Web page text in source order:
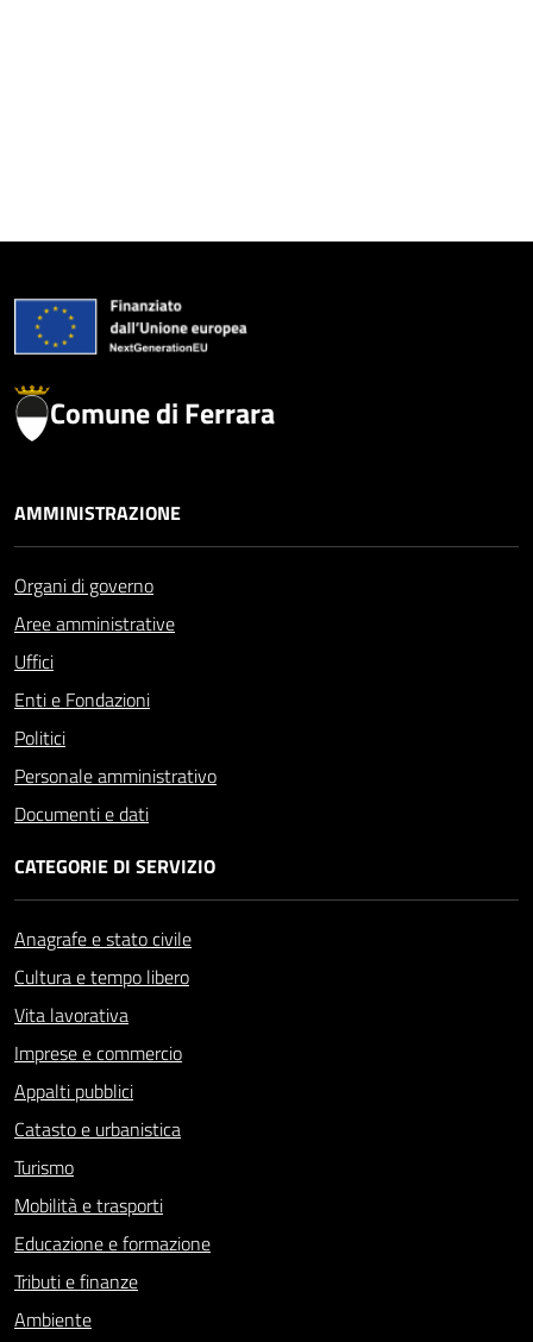
Comune di Ferrara
AMMINISTRAZIONE
Organi di governo
Aree amministrative
Uffici
Enti e Fondazioni
Politici
Personale amministrativo
Documenti e dati
CATEGORIE DI SERVIZIO
Anagrafe e stato civile
Cultura e tempo libero
Vita lavorativa
Imprese e commercio
Appalti pubblici
Catasto e urbanistica
Turismo
Mobilità e trasporti
Educazione e formazione
Tributi e finanze
Ambiente